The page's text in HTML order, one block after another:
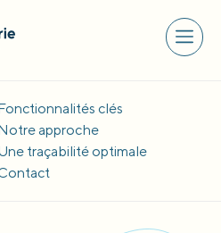
clés
approche
traçabilité optimale